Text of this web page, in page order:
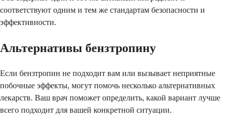
соответствуют одним и тем же стандартам безопасности и
эффективности.
Альтернативы бензтропину
Если бензтропин не подходит вам или вызывает неприятные
побочные эффекты, могут помочь несколько альтернативных
лекарств. Ваш врач поможет определить, какой вариант лучше
всего подходит для вашей конкретной ситуации.